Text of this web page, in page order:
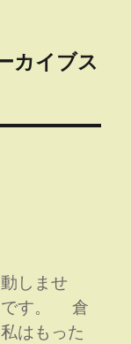
カイブス
しませ
です。 倉
はもった